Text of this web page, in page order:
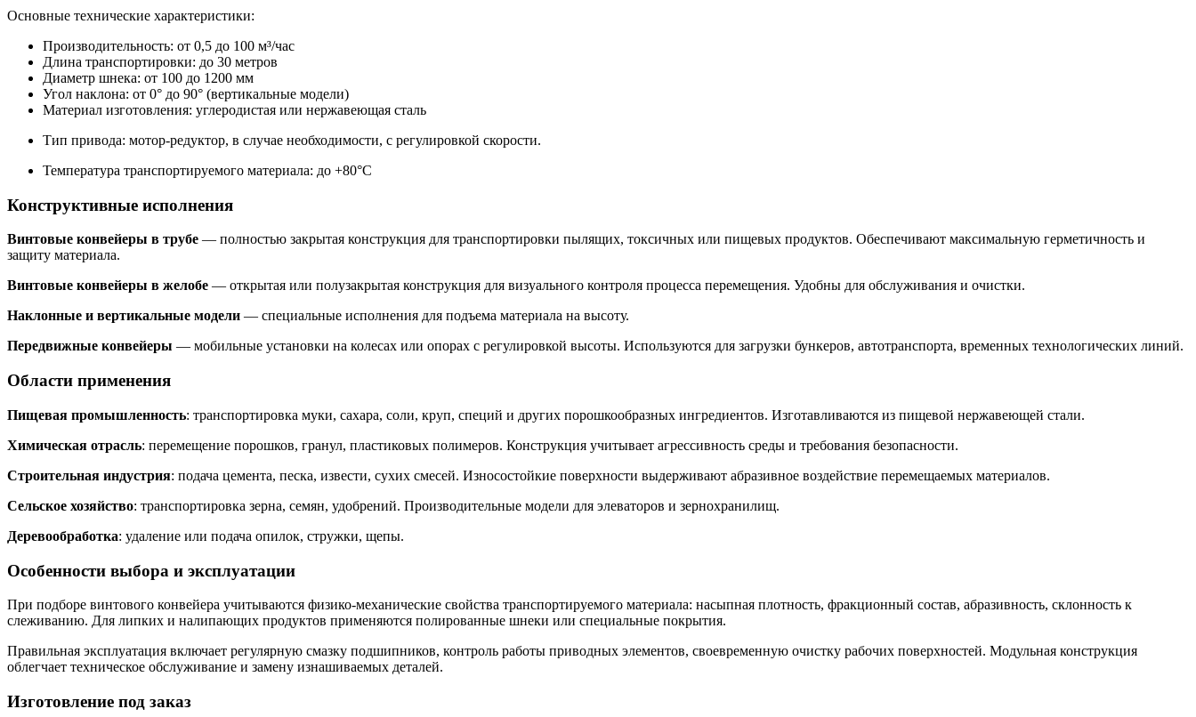
Основные технические характеристики:
Производительность: от 0,5 до 100 м³/час
Длина транспортировки: до 30 метров
Диаметр шнека: от 100 до 1200 мм
Угол наклона: от 0° до 90° (вертикальные модели)
Материал изготовления: углеродистая или нержавеющая сталь
Тип привода: мотор-редуктор, в случае необходимости, с регулировкой скорости.
Температура транспортируемого материала: до +80°С
Конструктивные исполнения
Винтовые конвейеры в трубе — полностью закрытая конструкция для транспортировки пылящих, токсичных или пищевых продуктов. Обеспечивают максимальную герметичность и
защиту материала.
Винтовые конвейеры в желобе — открытая или полузакрытая конструкция для визуального контроля процесса перемещения. Удобны для обслуживания и очистки.
Наклонные и вертикальные модели — специальные исполнения для подъема материала на высоту.
Передвижные конвейеры — мобильные установки на колесах или опорах с регулировкой высоты. Используются для загрузки бункеров, автотранспорта, временных технологических линий.
Области применения
Пищевая промышленность: транспортировка муки, сахара, соли, круп, специй и других порошкообразных ингредиентов. Изготавливаются из пищевой нержавеющей стали.
Химическая отрасль: перемещение порошков, гранул, пластиковых полимеров. Конструкция учитывает агрессивность среды и требования безопасности.
Строительная индустрия: подача цемента, песка, извести, сухих смесей. Износостойкие поверхности выдерживают абразивное воздействие перемещаемых материалов.
Сельское хозяйство: транспортировка зерна, семян, удобрений. Производительные модели для элеваторов и зернохранилищ.
Деревообработка: удаление или подача опилок, стружки, щепы.
Особенности выбора и эксплуатации
При подборе винтового конвейера учитываются физико-механические свойства транспортируемого материала: насыпная плотность, фракционный состав, абразивность, склонность к
слеживанию. Для липких и налипающих продуктов применяются полированные шнеки или специальные покрытия.
Правильная эксплуатация включает регулярную смазку подшипников, контроль работы приводных элементов, своевременную очистку рабочих поверхностей. Модульная конструкция
облегчает техническое обслуживание и замену изнашиваемых деталей.
Изготовление под заказ